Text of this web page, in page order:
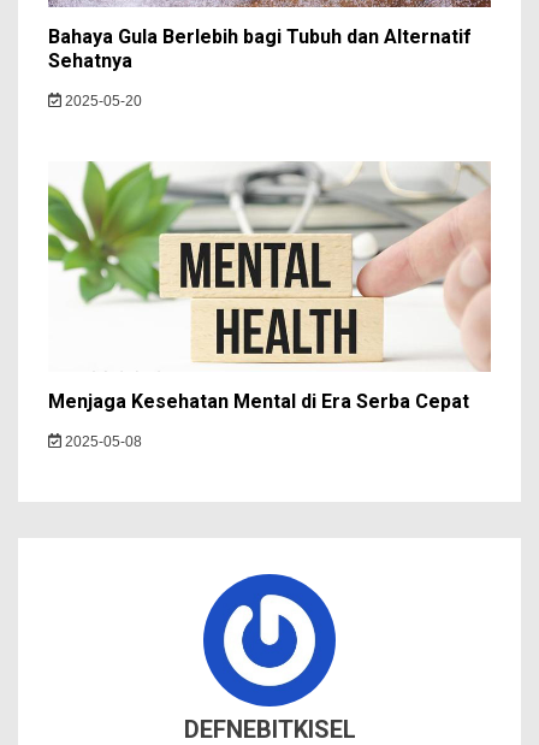
Bahaya Gula Berlebih bagi Tubuh dan Alternatif
Sehatnya
2025-05-20
Menjaga Kesehatan Mental di Era Serba Cepat
2025-05-08
DEFNEBITKISEL